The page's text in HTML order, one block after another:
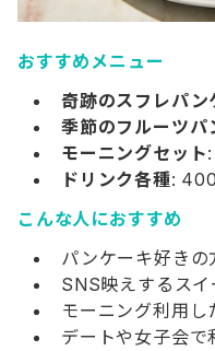
おすすめメニュー
奇跡のスフレパン
季節のフルーツパ
モーニングセット
ドリンク各種:
こんな人におすすめ
パンケーキ好きの
SNS映えするス
モーニング利用し
デートや女子会で